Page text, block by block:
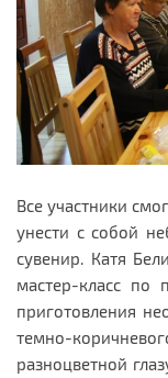
Все участники
унести с собой
сувенир. Катя
мастер-класс по
приготовления
темно-
разноцветной